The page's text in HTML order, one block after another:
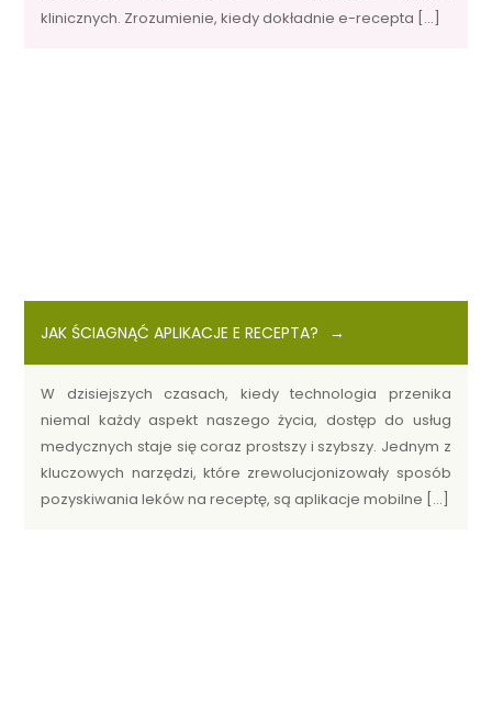
klinicznych. Zrozumienie, kiedy dokładnie e-recepta […]
JAK ŚCIAGNĄĆ APLIKACJE E RECEPTA?
W dzisiejszych czasach, kiedy technologia przenika
niemal każdy aspekt naszego życia, dostęp do usług
medycznych staje się coraz prostszy i szybszy. Jednym z
kluczowych narzędzi, które zrewolucjonizowały sposób
pozyskiwania leków na receptę, są aplikacje mobilne […]